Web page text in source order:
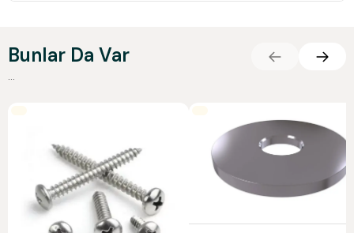
Bunlar Da Var
...